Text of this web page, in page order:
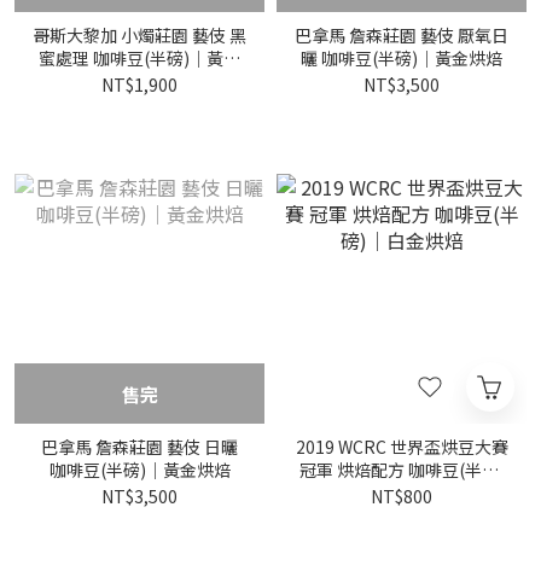
哥斯大黎加 小燭莊園 藝伎 黑
蜜處理 咖啡豆(半磅)｜黃金
烘焙
NT$1,900
巴拿馬 詹森莊園 藝伎 厭氧日
曬 咖啡豆(半磅)｜黃金烘焙
NT$3,500
售完
巴拿馬 詹森莊園 藝伎 日曬
咖啡豆(半磅)｜黃金烘焙
NT$3,500
2019 WCRC 世界盃烘豆大賽
冠軍 烘焙配方 咖啡豆(半磅)
｜白金烘焙
NT$800